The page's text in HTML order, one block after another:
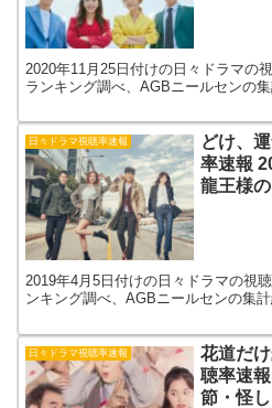
2020年11月25日付けの日々ドラマの
ランキング調べ、AGBニールセンの集
日々ドラマ視聴率速報
どけ、
率速報
龍王様
2019年4月5日付けの日々ドラマの視
ンキング調べ、AGBニールセンの集計
日々ドラマ視聴率速報
花道だ
聴率速
節・怪